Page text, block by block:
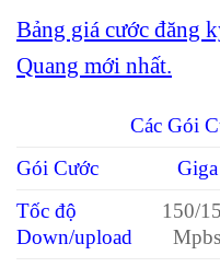
Bảng giá cước đăng
Quang mới nhất.
Các Gói
Gói Cước
Giga
Tốc độ
Down/upload
150/
Mpbs